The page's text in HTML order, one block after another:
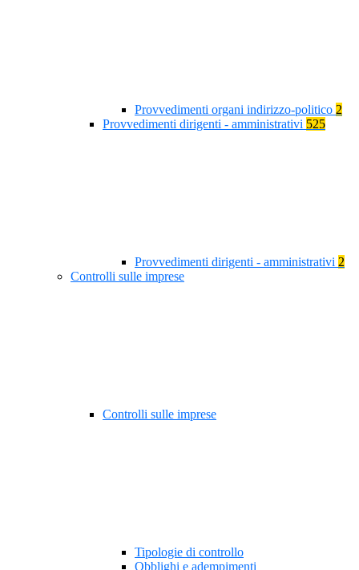
Provvedimenti organi indirizzo-politico 2
Provvedimenti dirigenti - amministrativi 525
Provvedimenti dirigenti - amministrativi 2
Controlli sulle imprese
Controlli sulle imprese
Tipologie di controllo
Obblighi e adempimenti